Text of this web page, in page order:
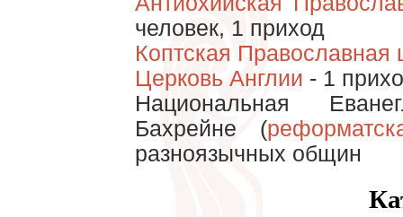
человек, 1 приход
Коптская Православная
Церковь Англии - 1
Национальная
Бахрейне (
разноязычных общин